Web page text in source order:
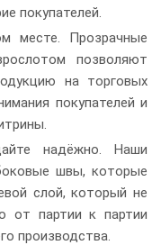
покупателей.
месте. Прозрачные
позволяют
на торговых
покупателей и
надёжно. Наши
швы, которые
слой, который не
от партии к партии
производства.